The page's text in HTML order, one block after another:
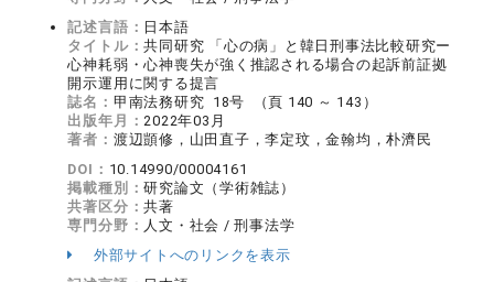
記述言語： 日本語
タイトル：共同研究 「心の病」と韓日刑事法比較研究ー
心神耗弱・心神喪失が強く推認される場合の起訴前証拠
開示運用に関する提言
誌名： 甲南法務研究 18号 （頁 140 ～ 143）
出版年月：2022年03月
著者： 渡辺顗修，山田直子，李定玟，金翰均，朴濟民
DOI： 10.14990/00004161
掲載種別：研究論文（学術雑誌）
共著区分：共著
専門分野： 人文・社会 / 刑事法学
外部サイトへのリンクを表示